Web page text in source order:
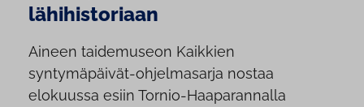
lähihistoriaan
Aineen taidemuseon Kaikkien
syntymäpäivät-ohjelmasarja nostaa
elokuussa esiin Tornio-Haaparannalla